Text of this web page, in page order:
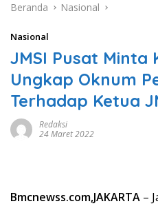
Beranda Nasional
Nasional
JMSI Pusat Minta
Ungkap Oknum
Terhadap Ketua
Redaksi
24 Maret 2022
Bmcnewss.com,JAKARTA –